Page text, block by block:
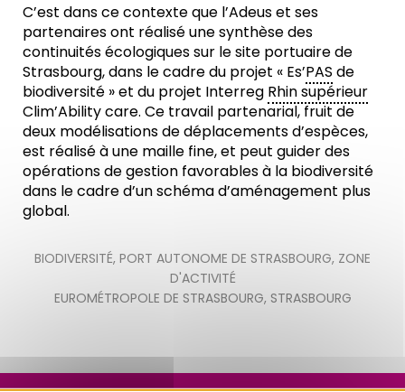
C’est dans ce contexte que l’Adeus et ses
partenaires ont réalisé une synthèse des
continuités écologiques sur le site portuaire de
Strasbourg, dans le cadre du projet « Es’PAS de
biodiversité » et du projet Interreg Rhin supérieur
Clim’Ability care. Ce travail partenarial, fruit de
deux modélisations de déplacements d’espèces,
est réalisé à une maille fine, et peut guider des
opérations de gestion favorables à la biodiversité
dans le cadre d’un schéma d’aménagement plus
global.
BIODIVERSITÉ, PORT AUTONOME DE STRASBOURG, ZONE
D'ACTIVITÉ
EUROMÉTROPOLE DE STRASBOURG, STRASBOURG